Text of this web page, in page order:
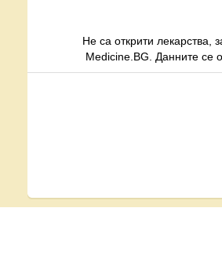
Не са открити лекарства,
Medicine.BG. Данните се